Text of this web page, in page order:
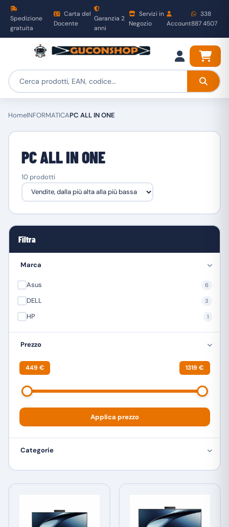
Spedizione
gratuita
Carta del
Docente
Garanzia 2
anni
Servizi in
Negozio
Account
338
887 4507
HomeINFORMATICAPC ALL IN ONE
PC ALL IN ONE
10 prodotti
Filtra
Marca
Asus 6
DELL 3
HP 1
Prezzo
449 € 1319 €
Applica prezzo
Categorie